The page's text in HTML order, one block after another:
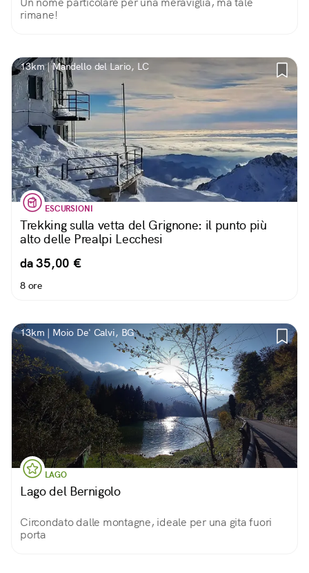
rimane!
13km | Mandello del Lario, LC
ESCURSIONI
Trekking sulla vetta del Grignone: il punto più
alto delle Prealpi Lecchesi
da 35,00 €
8 ore
13km | Moio De' Calvi, BG
LAGO
Lago del Bernigolo
Circondato dalle montagne, ideale per una gita fuori
porta